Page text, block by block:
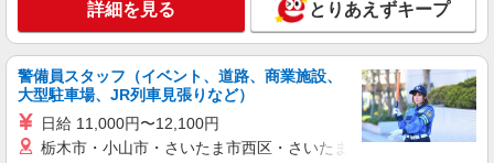
キープ 詳細を見る
パート
ライフ向ヶ丘遊園店（店舗コード855）
NEW
青果
時給1,235円以上
詳細を見る とりあえずキープ
警備員スタッフ（イベント、道路、商業施設、
大型駐車場、JR列車見張りなど）
日給 11,000円〜12,100円
栃木市・小山市・さいたま市西区・さいたま市岩槻区・久喜市・